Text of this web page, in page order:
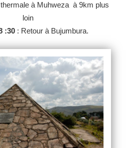
à Muhweza à 9km plus
loin
:30 : Retour à Bujumbura.